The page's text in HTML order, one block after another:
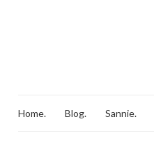
Home. Blog. Sannie.